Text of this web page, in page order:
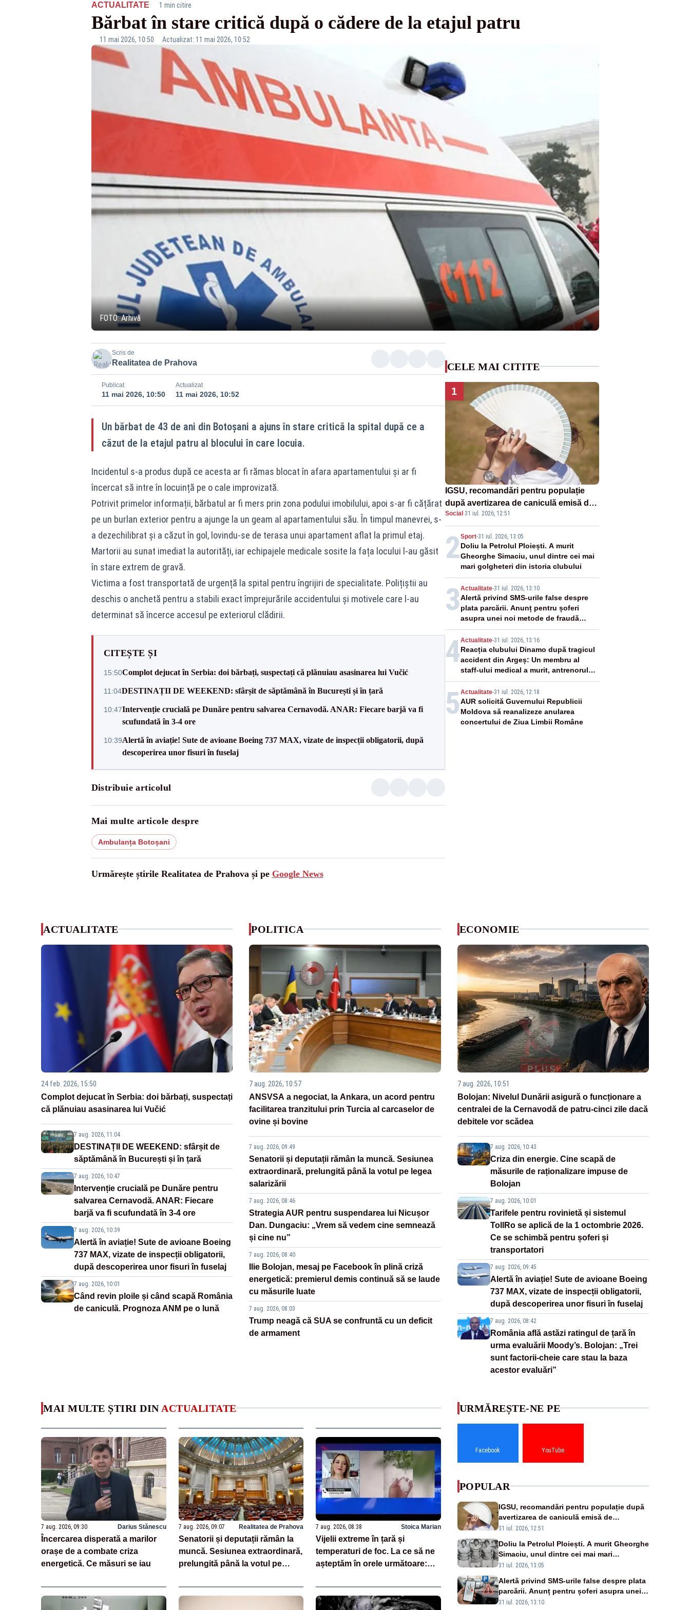
ACTUALITATE· 1 min citire
Bărbat în stare critică după o cădere de la etajul patru
11 mai 2026, 10:50 Actualizat: 11 mai 2026, 10:52
FOTO: Arhivă
Scris de
Realitatea de Prahova
Publicat
11 mai 2026, 10:50
Actualizat
11 mai 2026, 10:52
Un bărbat de 43 de ani din Botoșani a ajuns în stare critică la spital după ce a
căzut de la etajul patru al blocului în care locuia.
Incidentul s-a produs după ce acesta ar fi rămas blocat în afara apartamentului și ar fi
încercat să intre în locuință pe o cale improvizată.
Potrivit primelor informații, bărbatul ar fi mers prin zona podului imobilului, apoi s-ar fi cățărat
pe un burlan exterior pentru a ajunge la un geam al apartamentului său. În timpul manevrei, s-
a dezechilibrat și a căzut în gol, lovindu-se de terasa unui apartament aflat la primul etaj.
Martorii au sunat imediat la autorități, iar echipajele medicale sosite la fața locului l-au găsit
în stare extrem de gravă.
Victima a fost transportată de urgență la spital pentru îngrijiri de specialitate. Polițiștii au
deschis o anchetă pentru a stabili exact împrejurările accidentului și motivele care l-au
determinat să încerce accesul pe exteriorul clădirii.
CITEȘTE ȘI
15:50Complot dejucat în Serbia: doi bărbați, suspectați că plănuiau asasinarea lui Vučić
11:04DESTINAȚII DE WEEKEND: sfârșit de săptămână în București și în țară
10:47Intervenție crucială pe Dunăre pentru salvarea Cernavodă. ANAR: Fiecare barjă va fi
scufundată în 3-4 ore
10:39Alertă în aviație! Sute de avioane Boeing 737 MAX, vizate de inspecții obligatorii, după
descoperirea unor fisuri în fuselaj
Distribuie articolul
Mai multe articole despre
Ambulanța Botoșani
Urmărește știrile Realitatea de Prahova și pe Google News
CELE MAI CITITE
1
IGSU, recomandări pentru populație
după avertizarea de caniculă emisă de
meteorologi
Social·31 iul. 2026, 12:51
2Sport-31 iul. 2026, 13:05
Doliu la Petrolul Ploiești. A murit
Gheorghe Simaciu, unul dintre cei mai
mari golgheteri din istoria clubului
3 Actualitate-31 iul. 2026, 13:10
Alertă privind SMS-urile false despre
plata parcării. Anunț pentru șoferi
asupra unei noi metode de fraudă
online
4Actualitate-31 iul. 2026, 13:16
Reacția clubului Dinamo după tragicul
accident din Argeș: Un membru al
staff-ului medical a murit, antrenorul
Adrian Ropotan este în spital
5 Actualitate-31 iul. 2026, 12:18
AUR solicită Guvernului Republicii
Moldova să reanalizeze anularea
concertului de Ziua Limbii Române
ACTUALITATE
24 feb. 2026, 15:50
Complot dejucat în Serbia: doi bărbați, suspectați
că plănuiau asasinarea lui Vučić
7 aug. 2026, 11:04
DESTINAȚII DE WEEKEND: sfârșit de
săptămână în București și în țară
7 aug. 2026, 10:47
Intervenție crucială pe Dunăre pentru
salvarea Cernavodă. ANAR: Fiecare
barjă va fi scufundată în 3-4 ore
7 aug. 2026, 10:39
Alertă în aviație! Sute de avioane Boeing
737 MAX, vizate de inspecții obligatorii,
după descoperirea unor fisuri în fuselaj
7 aug. 2026, 10:01
Când revin ploile și când scapă România
de caniculă. Prognoza ANM pe o lună
POLITICA
7 aug. 2026, 10:57
ANSVSA a negociat, la Ankara, un acord pentru
facilitarea tranzitului prin Turcia al carcaselor de
ovine și bovine
7 aug. 2026, 09:49
Senatorii și deputații rămân la muncă. Sesiunea
extraordinară, prelungită până la votul pe legea
salarizării
7 aug. 2026, 08:46
Strategia AUR pentru suspendarea lui Nicușor
Dan. Dungaciu: „Vrem să vedem cine semnează
și cine nu”
7 aug. 2026, 08:40
Ilie Bolojan, mesaj pe Facebook în plină criză
energetică: premierul demis continuă să se laude
cu măsurile luate
7 aug. 2026, 08:03
Trump neagă că SUA se confruntă cu un deficit
de armament
ECONOMIE
7 aug. 2026, 10:51
Bolojan: Nivelul Dunării asigură o funcționare a
centralei de la Cernavodă de patru-cinci zile dacă
debitele vor scădea
7 aug. 2026, 10:43
Criza din energie. Cine scapă de
măsurile de raționalizare impuse de
Bolojan
7 aug. 2026, 10:01
Tarifele pentru rovinietă și sistemul
TollRo se aplică de la 1 octombrie 2026.
Ce se schimbă pentru șoferi și
transportatori
7 aug. 2026, 09:45
Alertă în aviație! Sute de avioane Boeing
737 MAX, vizate de inspecții obligatorii,
după descoperirea unor fisuri în fuselaj
7 aug. 2026, 08:42
România află astăzi ratingul de țară în
urma evaluării Moody’s. Bolojan: „Trei
sunt factorii-cheie care stau la baza
acestor evaluări”
MAI MULTE ȘTIRI DIN ACTUALITATE
7 aug. 2026, 09:30 Darius Stănescu
Încercarea disperată a marilor
orașe de a combate criza
energetică. Ce măsuri se iau
7 aug. 2026, 09:07 Realitatea de Prahova
Senatorii și deputații rămân la
muncă. Sesiunea extraordinară,
prelungită până la votul pe
7 aug. 2026, 08:38 Stoica Marian
Vijelii extreme în țară și
temperaturi de foc. La ce să ne
așteptăm în orele următoare:
URMĂREȘTE-NE PE
Facebook YouTube
POPULAR
IGSU, recomandări pentru populație după
avertizarea de caniculă emisă de
meteorologi
31 iul. 2026, 12:51
Doliu la Petrolul Ploiești. A murit Gheorghe
Simaciu, unul dintre cei mai mari
golgheteri din istoria clubului
31 iul. 2026, 13:05
Alertă privind SMS-urile false despre plata
parcării. Anunț pentru șoferi asupra unei
noi metode de fraudă online
31 iul. 2026, 13:10